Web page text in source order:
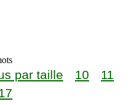
par taille 10
11